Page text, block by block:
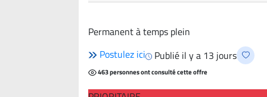
Permanent à temps plein
Postulez ici
Publié il y a 13 jours
463 personnes ont consulté cette offre